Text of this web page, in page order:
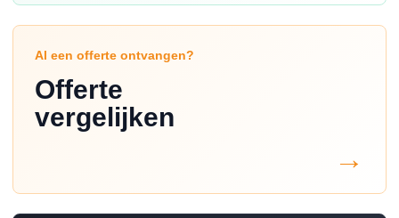
Al een offerte ontvangen?
Offerte
vergelijken